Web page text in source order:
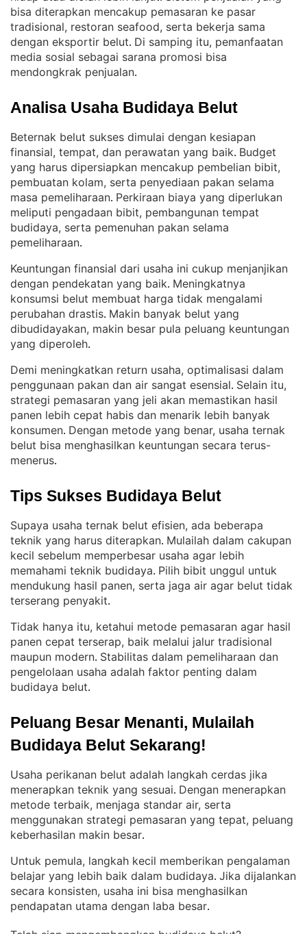
bisa diterapkan mencakup pemasaran ke pasar
tradisional, restoran seafood, serta bekerja sama
dengan eksportir belut. Di samping itu, pemanfaatan
media sosial sebagai sarana promosi bisa
mendongkrak penjualan.
Analisa Usaha Budidaya Belut
Beternak belut sukses dimulai dengan kesiapan
finansial, tempat, dan perawatan yang baik. Budget
yang harus dipersiapkan mencakup pembelian bibit,
pembuatan kolam, serta penyediaan pakan selama
masa pemeliharaan. Perkiraan biaya yang diperlukan
meliputi pengadaan bibit, pembangunan tempat
budidaya, serta pemenuhan pakan selama
pemeliharaan.
Keuntungan finansial dari usaha ini cukup menjanjikan
dengan pendekatan yang baik. Meningkatnya
konsumsi belut membuat harga tidak mengalami
perubahan drastis. Makin banyak belut yang
dibudidayakan, makin besar pula peluang keuntungan
yang diperoleh.
Demi meningkatkan return usaha, optimalisasi dalam
penggunaan pakan dan air sangat esensial. Selain itu,
strategi pemasaran yang jeli akan memastikan hasil
panen lebih cepat habis dan menarik lebih banyak
konsumen. Dengan metode yang benar, usaha ternak
belut bisa menghasilkan keuntungan secara terus-
menerus.
Tips Sukses Budidaya Belut
Supaya usaha ternak belut efisien, ada beberapa
teknik yang harus diterapkan. Mulailah dalam cakupan
kecil sebelum memperbesar usaha agar lebih
memahami teknik budidaya. Pilih bibit unggul untuk
mendukung hasil panen, serta jaga air agar belut tidak
terserang penyakit.
Tidak hanya itu, ketahui metode pemasaran agar hasil
panen cepat terserap, baik melalui jalur tradisional
maupun modern. Stabilitas dalam pemeliharaan dan
pengelolaan usaha adalah faktor penting dalam
budidaya belut.
Peluang Besar Menanti, Mulailah
Budidaya Belut Sekarang!
Usaha perikanan belut adalah langkah cerdas jika
menerapkan teknik yang sesuai. Dengan menerapkan
metode terbaik, menjaga standar air, serta
menggunakan strategi pemasaran yang tepat, peluang
keberhasilan makin besar.
Untuk pemula, langkah kecil memberikan pengalaman
belajar yang lebih baik dalam budidaya. Jika dijalankan
secara konsisten, usaha ini bisa menghasilkan
pendapatan utama dengan laba besar.